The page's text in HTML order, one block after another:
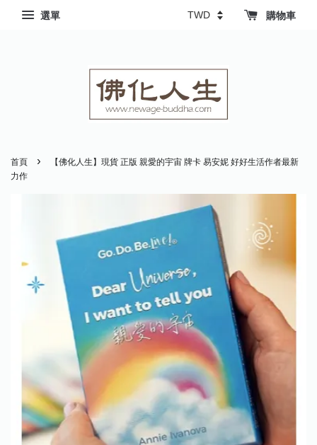
選單 購物車
首頁 ›
【佛化人生】現貨 正版 親愛的宇宙 牌卡 易安妮 好好生活作者最新
力作